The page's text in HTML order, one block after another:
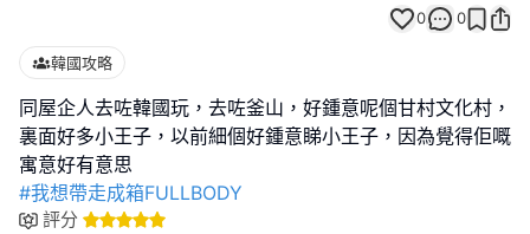
0 0
韓國攻略
同屋企人去咗韓國玩，去咗釜山，好鍾意呢個甘村文化村，
裏面好多小王子，以前細個好鍾意睇小王子，因為覺得佢嘅
#我想帶走成箱FULLBODY
評分